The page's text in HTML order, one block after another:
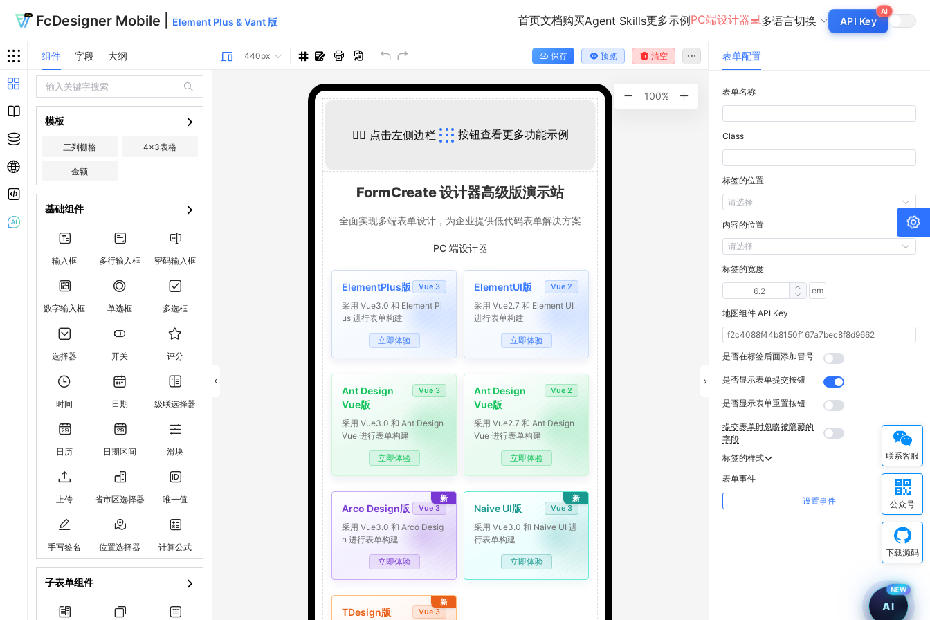
FcDesigner Mobile | Element Plus & Vant 版 首页文档购买Agent Skills更多示例PC端设计器💻多语言切换 API Key
AI
组件 字段 大纲
模板
三列栅格 4x3表格
金额
基础组件
输入框 多行输入框 密码输入框
数字输入框 单选框 多选框
选择器 开关 评分
时间 日期 级联选择器
日历 日期区间 滑块
上传 省市区选择器 唯一值
手写签名 位置选择器 计算公式
子表单组件
440px 保存 预览 清空
100%
👈🏻 点击左侧边栏 按钮查看更多功能示例
FormCreate 设计器高级版演示站
全面实现多端表单设计，为企业提供低代码表单解决方案
PC 端设计器
ElementPlus版 Vue 3
采用 Vue3.0 和 Element Pl
us 进行表单构建
立即体验
ElementUI版 Vue 2
采用 Vue2.7 和 Element UI
进行表单构建
立即体验
Ant Design
Vue版
Vue 3
采用 Vue3.0 和 Ant Design
Vue 进行表单构建
立即体验
Ant Design
Vue版
Vue 2
采用 Vue2.7 和 Ant Design
Vue 进行表单构建
立即体验
新
Arco Design版 Vue 3
采用 Vue3.0 和 Arco Desig
n 进行表单构建
立即体验
新
Naive UI版 Vue 3
采用 Vue3.0 和 Naive UI 进
行表单构建
立即体验
新
TDesign版 Vue 3
表单配置
表单名称
Class
标签的位置
请选择
内容的位置
请选择
标签的宽度
em
地图组件 API Key
是否在标签后面添加冒号
是否显示表单提交按钮
是否显示表单重置按钮
提交表单时忽略被隐藏的
字段
标签的样式
表单事件
设置事件
AI
NEW
联系客服
公众号
下载源码